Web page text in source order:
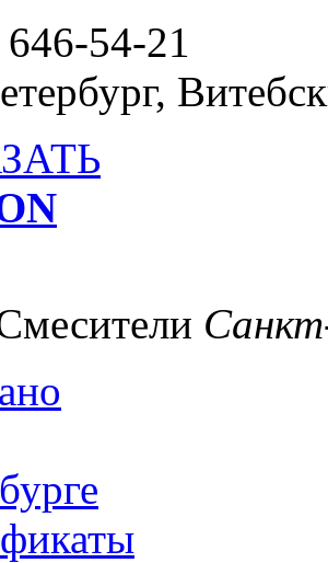
54-21
,